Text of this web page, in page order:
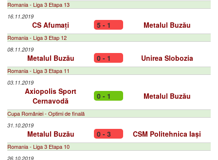
Romania - Liga 3 Etapa 13
16.11.2019
CS Afumați 5 - 1 Metalul Buzău
Romania - Liga 3 Etap 12
08.11.2019
Metalul Buzău 0 - 1 Unirea Slobozia
Romania - Liga 3 Etapa 11
03.11.2019
Axiopolis Sport
Cernavodă
0 - 1 Metalul Buzău
Cupa României - Optimi de finală
31.10.2019
Metalul Buzău 0 - 3 CSM Politehnica Iași
Romania - Liga 3 Etapa 10
26.10.2019